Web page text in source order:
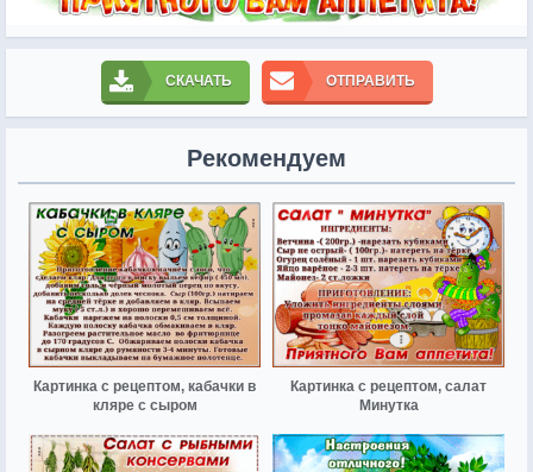
СКАЧАТЬ ОТПРАВИТЬ
Рекомендуем
Картинка с рецептом, кабачки в
кляре с сыром
Картинка с рецептом, салат
Минутка